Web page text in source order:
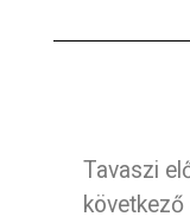
Tavaszi